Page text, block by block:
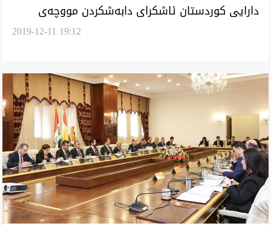
دارايى كوردستان ئاشكراى دابه‌شكردن مووچه‌ى
2019-12-11 19:12